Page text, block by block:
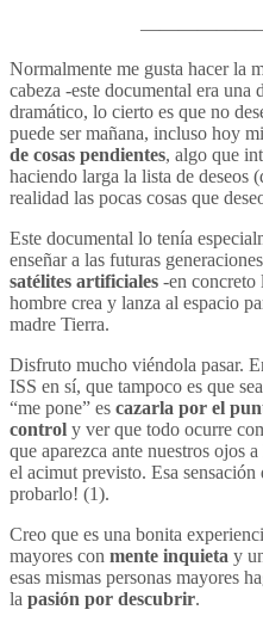
Normalmente me gusta hacer la
cabeza -este documental era
dramático, lo cierto es que no
puede ser mañana, incluso hoy
de cosas pendientes, algo que
haciendo larga la lista de deseos
realidad las pocas cosas que
Este documental lo tenía
enseñar a las futuras generaciones
satélites artificiales -en concreto
hombre crea y lanza al espacio
madre Tierra.
Disfruto mucho viéndola pasar.
ISS en sí, que tampoco es que
“me pone” es cazarla por el
control y ver que todo ocurre
que aparezca ante nuestros ojos
el acimut previsto. Esa
probarlo! (1).
Creo que es una bonita
mayores con mente inquieta y
esas mismas personas mayores
la pasión por descubrir.